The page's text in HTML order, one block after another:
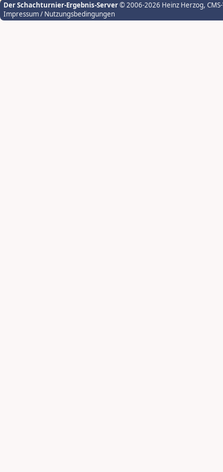
Der Schachturnier-Ergebnis-Server© 2006-2026 Heinz Herzog,
Impressum / Nutzungsbedingungen